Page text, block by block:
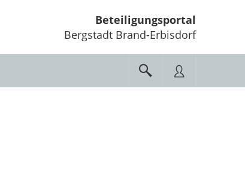
Beteiligungsportal
Bergstadt Brand-Erbisdorf